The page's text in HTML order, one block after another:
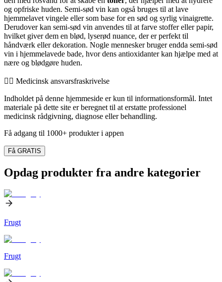
og opfriske huden. Semi-sød vin kan også bruges til at lave
hjemmelavet vingele eller som base for en sød og syrlig vinaigrette.
Derudover kan semi-sød vin anvendes til at farve stoffer eller papir,
hvilket giver dem en blød, lyserød nuance, der er perfekt til
håndværk eller dekoration. Nogle mennesker bruger endda semi-sød
vin i hjemmelavede bade, hvor dens antioxidanter kan hjælpe med at
nære og blødgøre huden.
👨‍⚕️️ Medicinsk ansvarsfraskrivelse
Indholdet på denne hjemmeside er kun til informationsformål. Intet
materiale på dette site er beregnet til at erstatte professionel
medicinsk rådgivning, diagnose eller behandling.
Få adgang til 1000+ produkter i appen
Få GRATIS
Opdag produkter fra andre kategorier
Frugt
Frugt